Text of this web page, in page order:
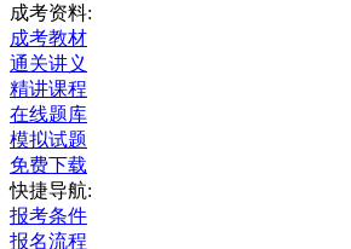
成考资料:
成考教材
通关讲义
精讲课程
在线题库
模拟试题
免费下载
快捷导航:
报考条件
报名流程